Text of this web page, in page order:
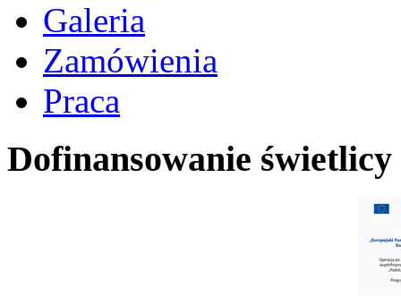
Galeria
Zamówienia
Praca
Dofinansowanie świetlicy